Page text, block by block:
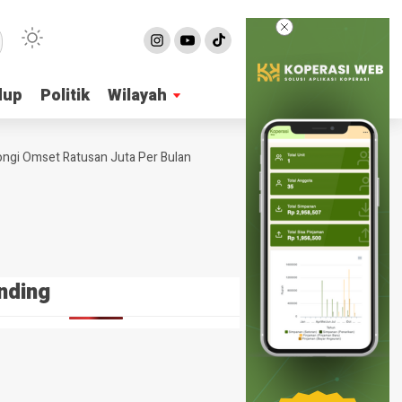
Politik Wilayah
Politik Wilayah
Ratusan Juta Per Bulan 4 Ide Bisnis Online Shop Tanpa